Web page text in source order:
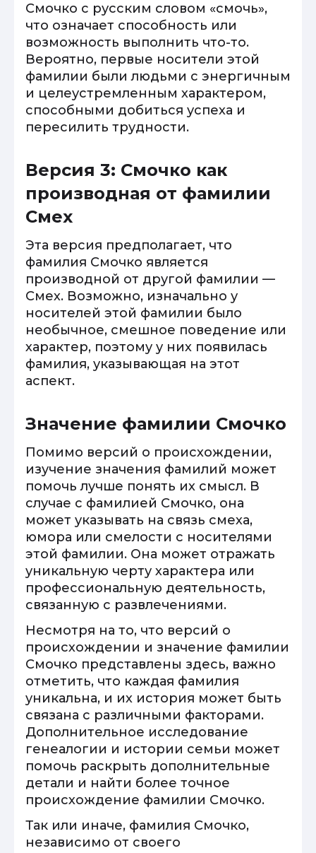
Смочко с русским словом «смочь»,
что означает способность или
возможность выполнить что-то.
Вероятно, первые носители этой
фамилии были людьми с энергичным
и целеустремленным характером,
способными добиться успеха и
пересилить трудности.
Версия 3: Смочко как
производная от фамилии
Смех
Эта версия предполагает, что
фамилия Смочко является
производной от другой фамилии —
Смех. Возможно, изначально у
носителей этой фамилии было
необычное, смешное поведение или
характер, поэтому у них появилась
фамилия, указывающая на этот
аспект.
Значение фамилии Смочко
Помимо версий о происхождении,
изучение значения фамилий может
помочь лучше понять их смысл. В
случае с фамилией Смочко, она
может указывать на связь смеха,
юмора или смелости с носителями
этой фамилии. Она может отражать
уникальную черту характера или
профессиональную деятельность,
связанную с развлечениями.
Несмотря на то, что версий о
происхождении и значение фамилии
Смочко представлены здесь, важно
отметить, что каждая фамилия
уникальна, и их история может быть
связана с различными факторами.
Дополнительное исследование
генеалогии и истории семьи может
помочь раскрыть дополнительные
детали и найти более точное
происхождение фамилии Смочко.
Так или иначе, фамилия Смочко,
независимо от своего